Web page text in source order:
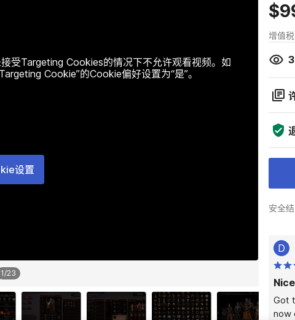
受Targeting Cookies的情况下不允许观看视频。如
Cookie”的Cookie偏好设置为“是”。
设置
1/23
增值
安全结
D
Got
now